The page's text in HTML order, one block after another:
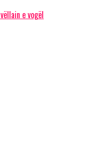
e vogël